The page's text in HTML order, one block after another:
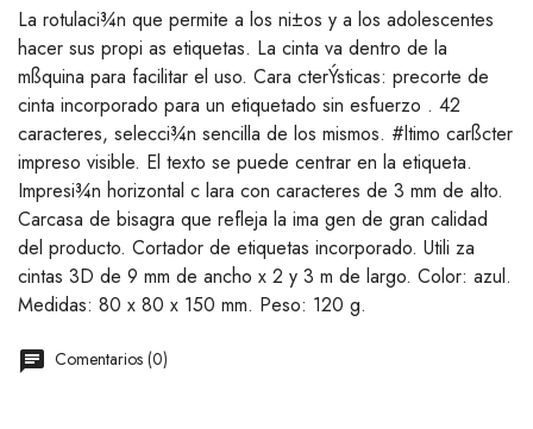
La rotulaci¾n que permite a los ni±os y a los adolescentes
hacer sus propi as etiquetas. La cinta va dentro de la
mßquina para facilitar el uso. Cara cterÝsticas: precorte de
cinta incorporado para un etiquetado sin esfuerzo . 42
caracteres, selecci¾n sencilla de los mismos. #ltimo carßcter
impreso visible. El texto se puede centrar en la etiqueta.
Impresi¾n horizontal c lara con caracteres de 3 mm de alto.
Carcasa de bisagra que refleja la ima gen de gran calidad
del producto. Cortador de etiquetas incorporado. Utili za
cintas 3D de 9 mm de ancho x 2 y 3 m de largo. Color: azul.
Medidas: 80 x 80 x 150 mm. Peso: 120 g.
Comentarios (0)